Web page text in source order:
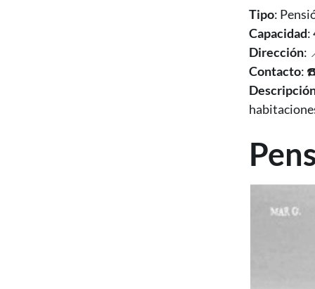
Tipo:
Capacidad:
Dirección:
Contacto: